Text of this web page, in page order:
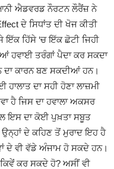
ਐਡਵਰਡ ਨੌਰਟਨ ਲੌਰੈਂਜ਼ ਨੇ
ਦੇ ਸਿਧਾਂਤ ਦੀ ਖੋਜ ਕੀਤੀ
ਇੱਕ ਹਿੱਸੇ ‘ਚ ਇੱਕ ਛੋਟੀ ਜਿਹੀ
ਹਵਾਈ ਤਰੰਗਾਂ ਪੈਦਾ ਕਰ ਸਕਦਾ
ਦਾ ਕਾਰਨ ਬਣ ਸਕਦੀਆਂ ਹਨ।
ਦਾ ਸਹੀ ਹੋਣਾ ਲਾਜ਼ਮੀ
ਹੈ ਜਿਸ ਦਾ ਹਵਾਲਾ ਅਕਸਰ
ਇਸ ਦਾ ਕੋਈ ਪੁਖ਼ਤਾ ਸਬੂਤ
ਦੇ ਕਹਿਣ ਤੋਂ ਮੁਰਾਦ ਇਹ ਹੈ
ਦੇ ਵੀ ਵੱਡੇ ਅੰਜਾਮ ਹੋ ਸਕਦੇ ਹਨ।
ਕਰ ਸਕਦੇ ਹੋ? ਅਸੀਂ ਵੀ